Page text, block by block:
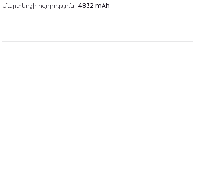
Մարտկոցի հզորություն 4832 mAh